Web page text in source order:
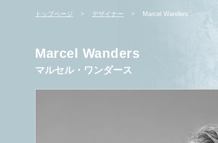
トップページ デザイナー Marcel Wanders
Marcel Wanders
マルセル・ワンダース